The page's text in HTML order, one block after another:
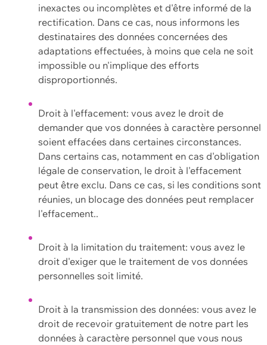
inexactes ou incomplètes et d'être informé de la
rectification. Dans ce cas, nous informons les
destinataires des données concernées des
adaptations effectuées, à moins que cela ne soit
impossible ou n'implique des efforts
disproportionnés.
Droit à l'effacement: vous avez le droit de
demander que vos données à caractère personnel
soient effacées dans certaines circonstances.
Dans certains cas, notamment en cas d'obligation
légale de conservation, le droit à l'effacement
peut être exclu. Dans ce cas, si les conditions sont
réunies, un blocage des données peut remplacer
l'effacement..
Droit à la limitation du traitement: vous avez le
droit d'exiger que le traitement de vos données
personnelles soit limité.
Droit à la transmission des données: vous avez le
droit de recevoir gratuitement de notre part les
données à caractère personnel que vous nous